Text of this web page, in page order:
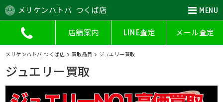
MENU
メリケンハトバ つくば店
店舗案内 LINE査定 メール査定
メリケンハトバ つくば店 > 買取品目 > ジュエリー買取
ジュエリー買取